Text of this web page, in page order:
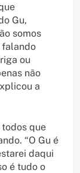
Gu,
somos
falando
ou
não
a
que
“O Gu é
daqui
é tudo o